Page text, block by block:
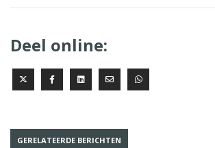
Deel online:
GERELATEERDE BERICHTEN